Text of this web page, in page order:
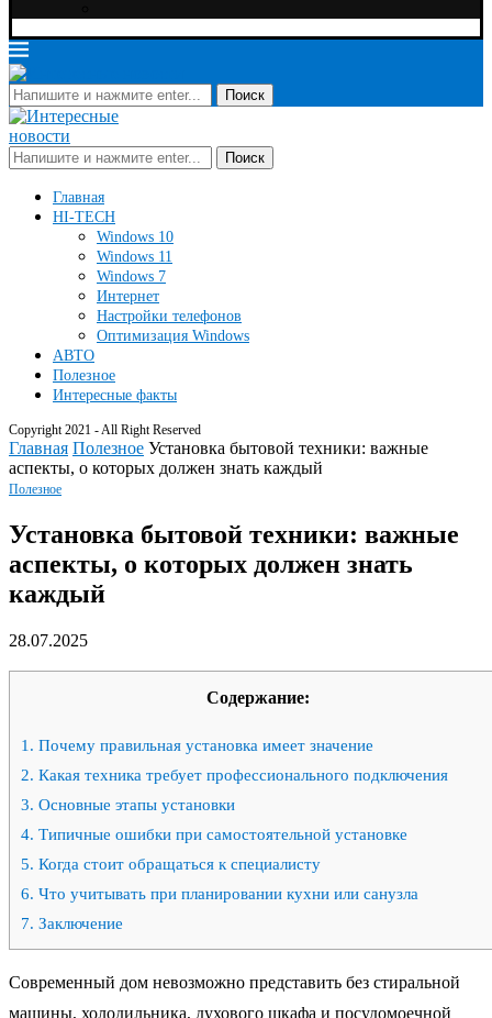
Поиск
Поиск
Главная
HI-TECH
Windows 10
Windows 11
Windows 7
Интернет
Настройки телефонов
Оптимизация Windows
АВТО
Полезное
Интересные факты
Copyright 2021 - All Right Reserved
Главная Полезное Установка бытовой техники: важные
аспекты, о которых должен знать каждый
Полезное
Установка бытовой техники: важные
аспекты, о которых должен знать
каждый
28.07.2025
Содержание:
1. Почему правильная установка имеет значение
2. Какая техника требует профессионального подключения
3. Основные этапы установки
4. Типичные ошибки при самостоятельной установке
5. Когда стоит обращаться к специалисту
6. Что учитывать при планировании кухни или санузла
7. Заключение
Современный дом невозможно представить без стиральной
машины, холодильника, духового шкафа и посудомоечной